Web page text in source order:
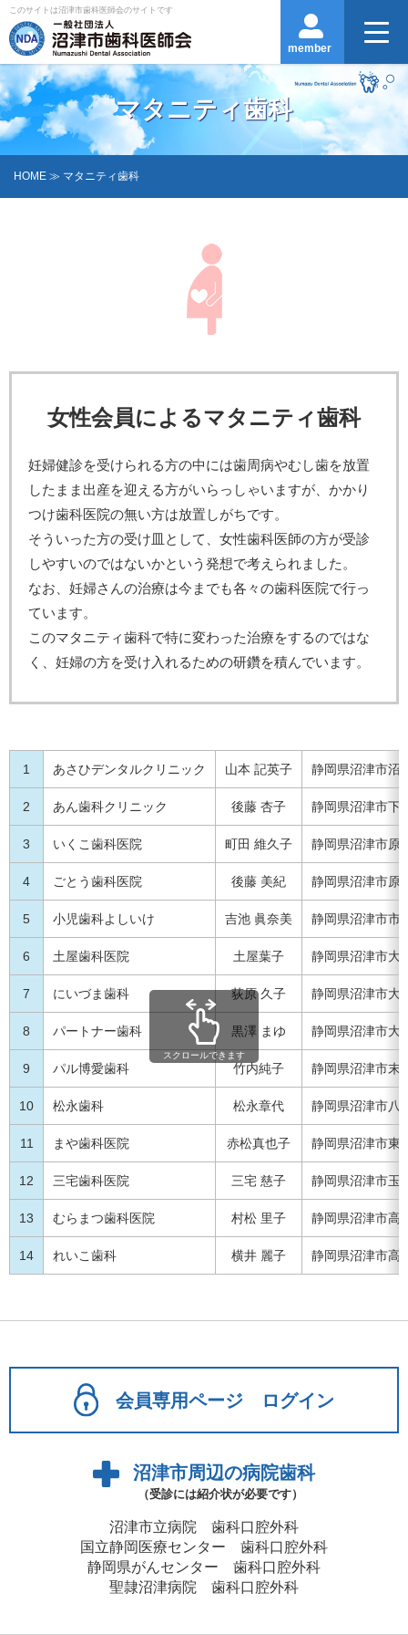
このサイトは沼津市歯科医師会のサイトです
member
マタニティ歯科
HOME ≫ マタニティ歯科
女性会員によるマタニティ歯科
妊婦健診を受けられる方の中には歯周病やむし歯を放置
したまま出産を迎える方がいらっしゃいますが、かかり
つけ歯科医院の無い方は放置しがちです。
そういった方の受け皿として、女性歯科医師の方が受診
しやすいのではないかという発想で考えられました。
なお、妊婦さんの治療は今までも各々の歯科医院で行っ
ています。
このマタニティ歯科で特に変わった治療をするのではな
く、妊婦の方を受け入れるための研鑽を積んでいます。
1 あさひデンタルクリニック 山本 記英子 静岡県沼津市沼
2 あん歯科クリニック 後藤 杏子 静岡県沼津市下
3 いくこ歯科医院 町田 維久子 静岡県沼津市原
4 ごとう歯科医院 後藤 美紀 静岡県沼津市原
5 小児歯科よしいけ 吉池 眞奈美 静岡県沼津市市
6 土屋歯科医院 土屋葉子 静岡県沼津市大
7 にいづま歯科 荻原 久子 静岡県沼津市大
8 パートナー歯科 黒澤 まゆ 静岡県沼津市大
9 パル博愛歯科 竹内純子 静岡県沼津市末
10 松永歯科 松永章代 静岡県沼津市八
11 まや歯科医院 赤松真也子 静岡県沼津市東
12 三宅歯科医院 三宅 慈子 静岡県沼津市玉
13 むらまつ歯科医院 村松 里子 静岡県沼津市高
14 れいこ歯科 横井 麗子 静岡県沼津市高
スクロールできます
会員専用ページ ログイン
沼津市周辺の病院歯科
（受診には紹介状が必要です）
沼津市立病院 歯科口腔外科
国立静岡医療センター 歯科口腔外科
静岡県がんセンター 歯科口腔外科
聖隷沼津病院 歯科口腔外科